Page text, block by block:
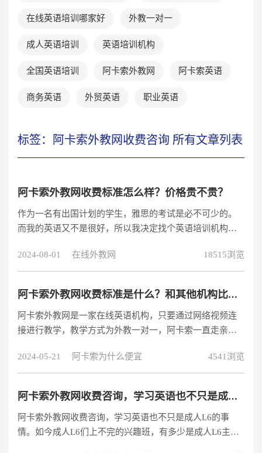
在线英语培训哪家好 外教一对一
成人英语培训 英语培训机构
全国英语培训 阿卡索外教网 阿卡索英语
商务英语 外贸英语 职业英语
标签：阿卡索外教网收费咨询 所有文章列表
阿卡索外教网收费标准怎么样？价格贵不贵？
作为一名有出国计划的学生，雅思的考试是必不可少的。
而我的英语又不是很好，所以我决定找个英语培训机构进
时互动等优势在众多英语培训机构中脱颖而出。而阿卡索
外教网作为其中的翘楚，发展势头也很猛烈。身边同学也
了阿卡索外教网收费标准，以及相关课程。
2024-08-01 在线外教网 18515浏览
阿卡索外教网收费标准是什么？和其他机构比较性价比怎么样？
阿卡索外教网是一家在线英语机构，只要通过网络视频连
接进行教学，教学方式为外教一对一，阿卡索一直走亲民
人，除了想知道都想知道阿卡索外教网收费标准是什么？
更想了解阿卡索外教网的综合实力怎么样？
2024-05-21 阿卡索为什么便宜 4541浏览
阿卡索外教网收费咨询，学习英语也不只是成人L6的事情
阿卡索外教网收费咨询，学习英语也不只是成人L6的事
情。如今成人L6们上不完的兴趣班，有多少是成人L6主动